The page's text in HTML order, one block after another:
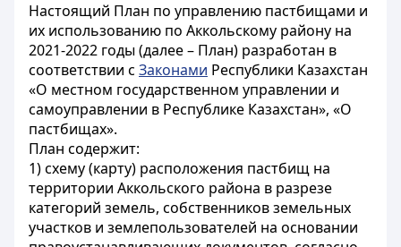
Настоящий План по управлению пастбищами и
их использованию по Аккольскому району на
2021-2022 годы (далее – План) разработан в
соответствии с Законами Республики Казахстан
«О местном государственном управлении и
самоуправлении в Республике Казахстан», «О
пастбищах».
План содержит:
1) схему (карту) расположения пастбищ на
территории Аккольского района в разрезе
категорий земель, собственников земельных
участков и землепользователей на основании